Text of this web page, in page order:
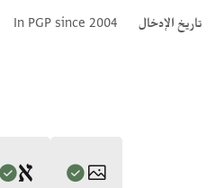
تاريخ الإدخال
In PGP since 2004